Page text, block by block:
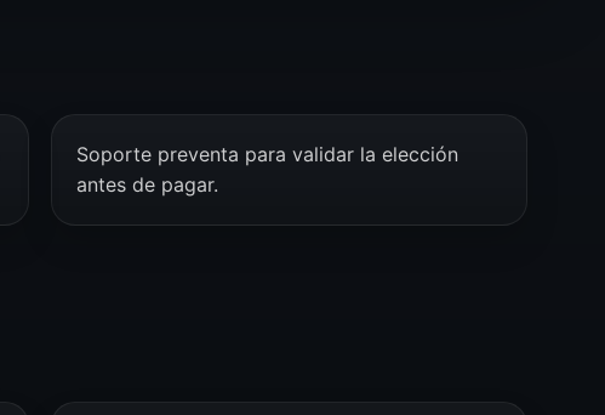
Soporte preventa para validar la elección
antes de pagar.